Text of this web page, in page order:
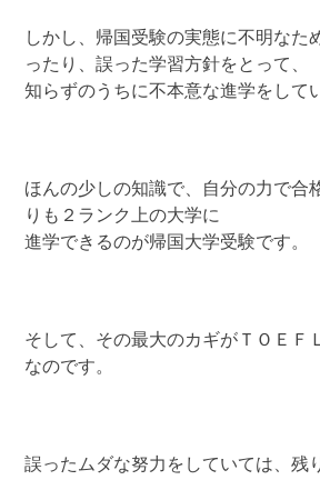
しかし、帰国受験の実態に不明なた
ったり、誤った学習方針をとって、
知らずのうちに不本意な進学をして
ほんの少しの知識で、自分の力で合
りも２ランク上の大学に
進学できるのが帰国大学受験です。
そして、その最大のカギがＴＯＥＦ
なのです。
誤ったムダな努力をしていては、残